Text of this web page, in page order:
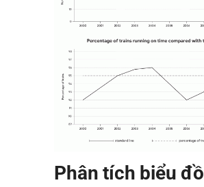
Phân tích biểu đồ